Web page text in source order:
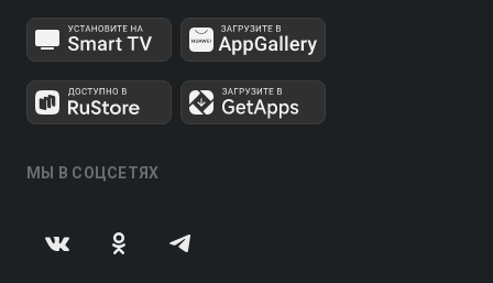
МЫ В СОЦСЕТЯХ